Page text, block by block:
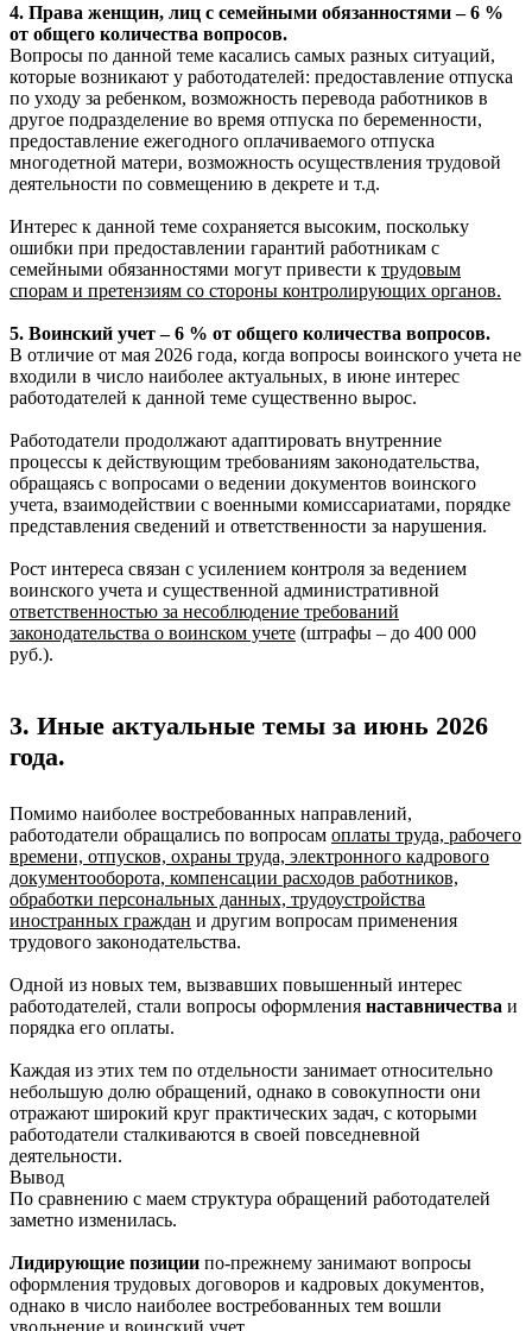
4. Права женщин, лиц с семейными обязанностями – 6 %
от общего количества вопросов.
Вопросы по данной теме касались самых разных ситуаций,
которые возникают у работодателей: предоставление отпуска
по уходу за ребенком, возможность перевода работников в
другое подразделение во время отпуска по беременности,
предоставление ежегодного оплачиваемого отпуска
многодетной матери, возможность осуществления трудовой
деятельности по совмещению в декрете и т.д.
Интерес к данной теме сохраняется высоким, поскольку
ошибки при предоставлении гарантий работникам с
семейными обязанностями могут привести к трудовым
спорам и претензиям со стороны контролирующих органов.
5. Воинский учет – 6 % от общего количества вопросов.
В отличие от мая 2026 года, когда вопросы воинского учета не
входили в число наиболее актуальных, в июне интерес
работодателей к данной теме существенно вырос.
Работодатели продолжают адаптировать внутренние
процессы к действующим требованиям законодательства,
обращаясь с вопросами о ведении документов воинского
учета, взаимодействии с военными комиссариатами, порядке
представления сведений и ответственности за нарушения.
Рост интереса связан с усилением контроля за ведением
воинского учета и существенной административной
ответственностью за несоблюдение требований
законодательства о воинском учете (штрафы – до 400 000
руб.).
3. Иные актуальные темы за июнь 2026
года.
Помимо наиболее востребованных направлений,
работодатели обращались по вопросам оплаты труда, рабочего
времени, отпусков, охраны труда, электронного кадрового
документооборота, компенсации расходов работников,
обработки персональных данных, трудоустройства
иностранных граждан и другим вопросам применения
трудового законодательства.
Одной из новых тем, вызвавших повышенный интерес
работодателей, стали вопросы оформления наставничества и
порядка его оплаты.
Каждая из этих тем по отдельности занимает относительно
небольшую долю обращений, однако в совокупности они
отражают широкий круг практических задач, с которыми
работодатели сталкиваются в своей повседневной
деятельности.
Вывод
По сравнению с маем структура обращений работодателей
заметно изменилась.
Лидирующие позиции по-прежнему занимают вопросы
оформления трудовых договоров и кадровых документов,
однако в число наиболее востребованных тем вошли
увольнение и воинский учет.